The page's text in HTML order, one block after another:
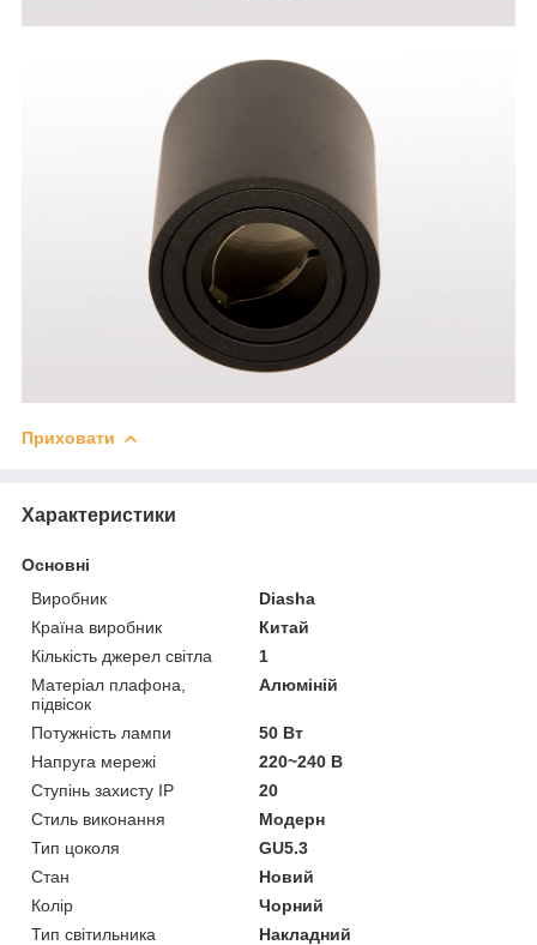
Приховати
Характеристики
Основні
Виробник
Diasha
Країна виробник
Китай
Кількість джерел світла
1
Матеріал плафона,
підвісок
Алюміній
Потужність лампи
50 Вт
Напруга мережі
220~240 В
Ступінь захисту IP
20
Стиль виконання
Модерн
Тип цоколя
GU5.3
Стан
Новий
Колір
Чорний
Тип світильника
Накладний